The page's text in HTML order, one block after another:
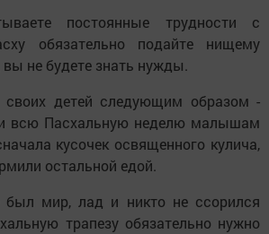
постоянные трудности с
обязательно подайте нищему
вы не будете знать нужды.
детей следующим образом -
всю Пасхальную неделю малышам
кусочек освященного кулича,
остальной едой.
мир, лад и никто не ссорился
трапезу обязательно нужно